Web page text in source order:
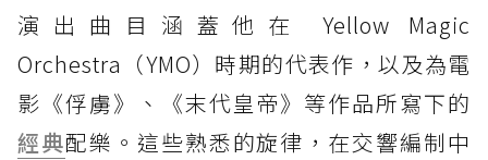
演出曲目涵蓋他在 Yellow Magic
Orchestra（YMO）時期的代表作，以及為電
影《俘虜》、《末代皇帝》等作品所寫下的
經典配樂。這些熟悉的旋律，在交響編制中